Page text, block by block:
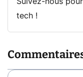
Suivez-nous
tech !